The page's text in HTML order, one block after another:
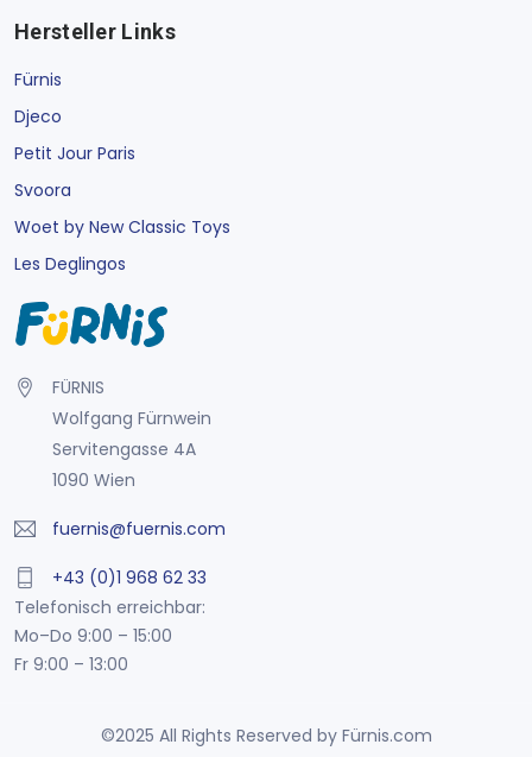
Hersteller Links
Fürnis
Djeco
Petit Jour Paris
Svoora
Woet by New Classic Toys
Les Deglingos
FÜRNIS
Wolfgang Fürnwein
Servitengasse 4A
1090 Wien
fuernis@fuernis.com
+43 (0)1 968 62 33
Telefonisch erreichbar:
Mo–Do 9:00 – 15:00
Fr 9:00 – 13:00
©2025 All Rights Reserved by Fürnis.com